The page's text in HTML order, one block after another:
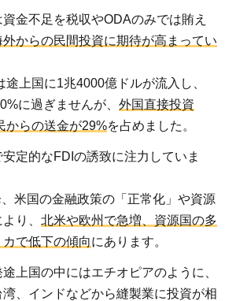
金不足を税収やODAのみでは賄え
外からの民間投資に期待が高まってい
上国に1兆4000億ドルが流入し、
に過ぎませんが、 外国直接投資
からの送金が29%を占めました。
定的なFDIの誘致に注力していま
米国の金融政策の「正常化」や資源
り、 北米や欧州で急増、資源国の多
で低下の傾向にあります。
上国の中にはエチオピアのように、
湾、インドなどから縫製業に投資が相